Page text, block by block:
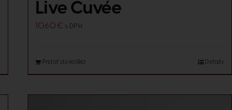
Live Cuvée
10.60€ s DPH
Pridať do košíka Detaily